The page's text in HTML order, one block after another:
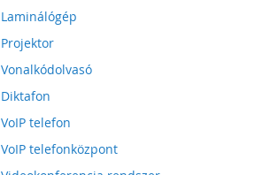
Laminálógép
Projektor
Vonalkódolvasó
Diktafon
VoIP telefon
VoIP telefonközpont